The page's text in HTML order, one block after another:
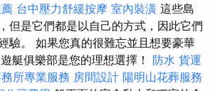
台中壓力舒緩按摩 室內裝潢 這些島
但是它們都是以自己的方式，因此它們
驗。 如果您真的很難忘並且想要豪華
艇俱樂部是您的理想選擇！ 防水 貨運
所專業服務 房間設計 陽明山花葬服務